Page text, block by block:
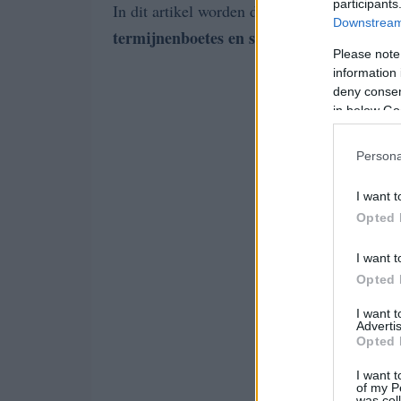
Please
information
deny
in below
I want
Opted
I want
Opted
I want
Opted
I want
of my
In dit artikel worden de volgende
termijnenboetes en sancties